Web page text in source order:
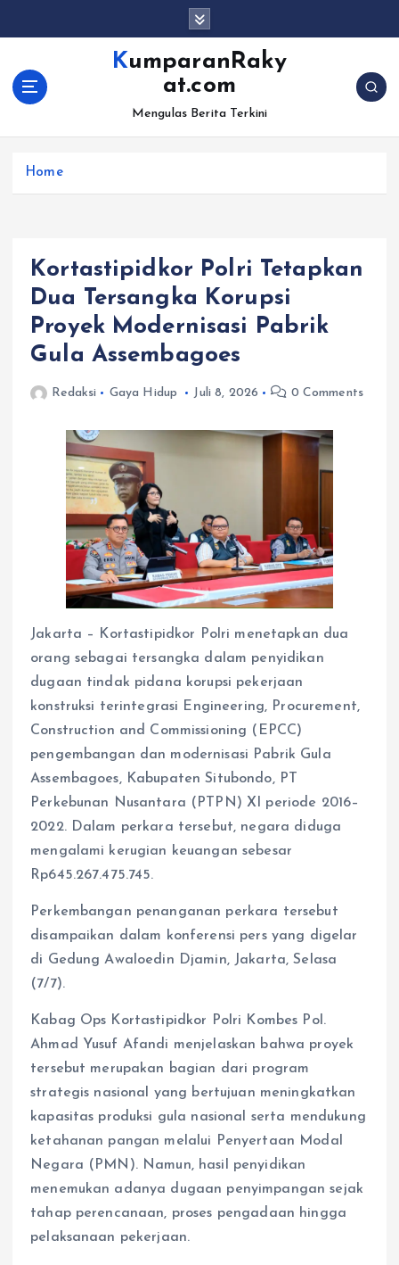
KumparanRaky
at.com
Mengulas Berita Terkini
Home
Kortastipidkor Polri Tetapkan
Dua Tersangka Korupsi
Proyek Modernisasi Pabrik
Gula Assembagoes
Redaksi Gaya Hidup Juli 8, 2026 0 Comments
Jakarta – Kortastipidkor Polri menetapkan dua
orang sebagai tersangka dalam penyidikan
dugaan tindak pidana korupsi pekerjaan
konstruksi terintegrasi Engineering, Procurement,
Construction and Commissioning (EPCC)
pengembangan dan modernisasi Pabrik Gula
Assembagoes, Kabupaten Situbondo, PT
Perkebunan Nusantara (PTPN) XI periode 2016–
2022. Dalam perkara tersebut, negara diduga
mengalami kerugian keuangan sebesar
Rp645.267.475.745.
Perkembangan penanganan perkara tersebut
disampaikan dalam konferensi pers yang digelar
di Gedung Awaloedin Djamin, Jakarta, Selasa
(7/7).
Kabag Ops Kortastipidkor Polri Kombes Pol.
Ahmad Yusuf Afandi menjelaskan bahwa proyek
tersebut merupakan bagian dari program
strategis nasional yang bertujuan meningkatkan
kapasitas produksi gula nasional serta mendukung
ketahanan pangan melalui Penyertaan Modal
Negara (PMN). Namun, hasil penyidikan
menemukan adanya dugaan penyimpangan sejak
tahap perencanaan, proses pengadaan hingga
pelaksanaan pekerjaan.